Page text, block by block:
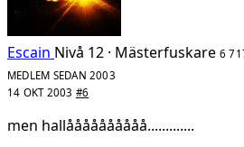
Escain Nivå 12 · Mästerfuskare 6
MEDLEM SEDAN 2003
14 OKT 2003 #6
men hallåååååååååå.............